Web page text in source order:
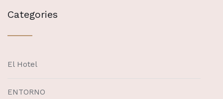
Categories
El Hotel
ENTORNO